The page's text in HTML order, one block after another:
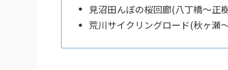
見沼田んぼの桜回廊(八丁橋〜正
荒川サイクリングロード(秋ヶ瀬